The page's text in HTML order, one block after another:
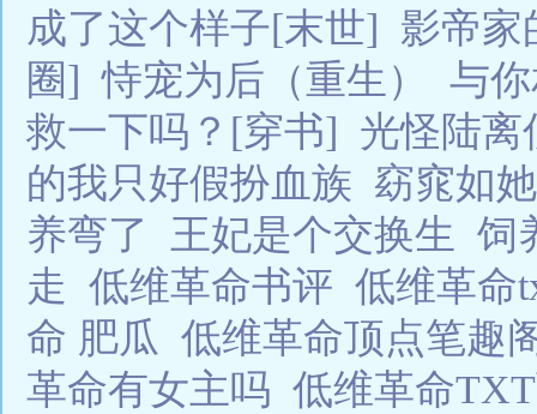
成了这个样子[末世] 影帝家
圈] 恃宠为后（重生）
与
救一下吗？[穿书] 光怪陆离
的我只好假扮血族 窈窕如她
养弯了
王妃是个交换生 饲
走 低维革命书评 低维革
命 肥瓜 低维革命顶点笔趣
革命有女主吗 低维革命